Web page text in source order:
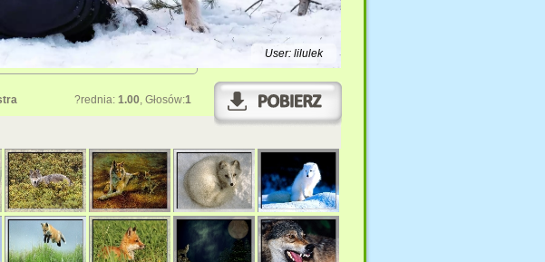
User: lilulek
?rednia: 1.00, Głosów:1